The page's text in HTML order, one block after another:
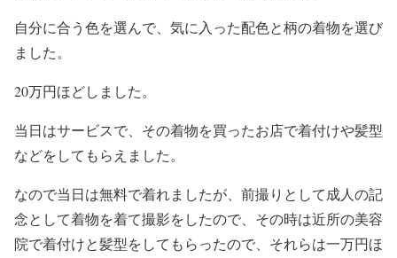
自分に合う色を選んで、気に入った配色と柄の着物を選び
ました。
20万円ほどしました。
当日はサービスで、その着物を買ったお店で着付けや髪型
などをしてもらえました。
なので当日は無料で着れましたが、前撮りとして成人の記
念として着物を着て撮影をしたので、その時は近所の美容
院で着付けと髪型をしてもらったので、それらは一万円ほ